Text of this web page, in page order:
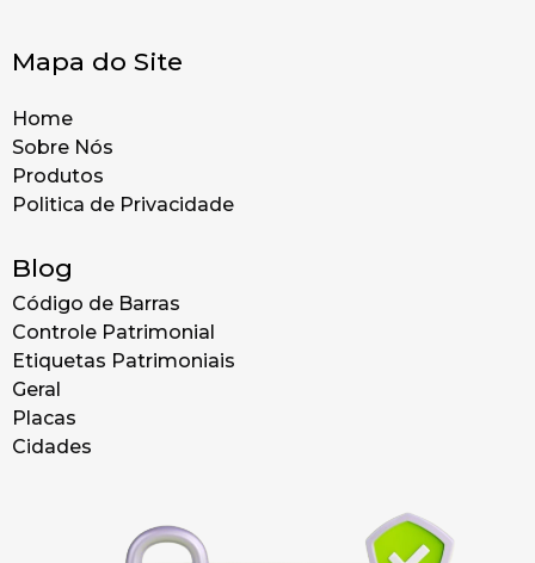
Mapa do Site
Home
Sobre Nós
Produtos
Politica de Privacidade
Blog
Código de Barras
Controle Patrimonial
Etiquetas Patrimoniais
Geral
Placas
Cidades